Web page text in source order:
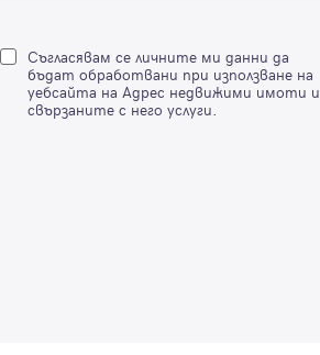
Съгласявам се личните ми данни да
бъдат обработвани при използване на
уебсайта на Адрес недвижими имоти и
свързаните с него услуги.